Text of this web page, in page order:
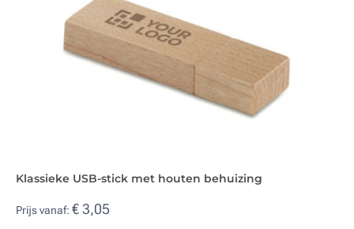
Klassieke USB-stick met houten behuizing
Prijs vanaf: € 3,05